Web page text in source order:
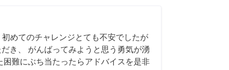
めてのチャレンジとても不安でしたが
き、 がんばってみようと思う勇気が湧
困難にぶち当たったらアドバイスを是非